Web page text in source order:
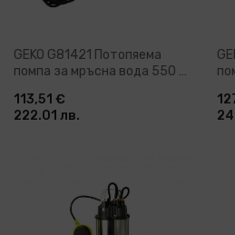
GEKO G81421 Потопяема
помпа за мръсна вода 550 W
113,51 €
222.01 лв.